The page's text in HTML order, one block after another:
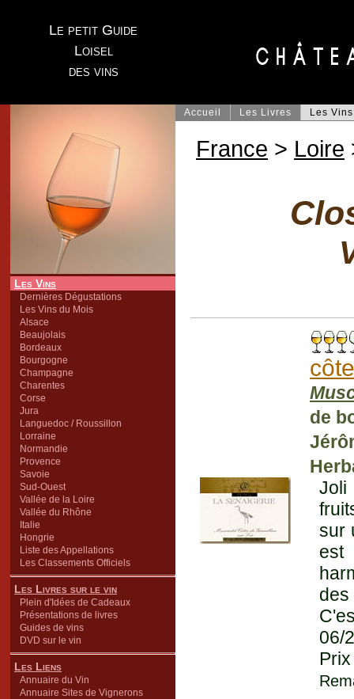
Le petit Guide
Loisel
des vins
Les Vins
Dernières Dégustations
Les Vins du Mois
Alsace
Beaujolais
Bordeaux
Bourgogne
Champagne
Charentes
Corse
Jura
Languedoc / Roussillon
Lorraine
Normandie
Provence
Savoie
Sud-Ouest
Vallée de la Loire
Vallée du Rhône
Italie
Hongrie
Liste des Appellations
Les Classements Officiels
Les Livres sur le vin
Plein d'Idées de Cadeaux
Présentations de livres
Guides de vins
DVD sur le vin
Les Liens
Annuaire du Vin
Annuaire Sites de Vignerons
Accueil Les Livres Les Vins
France > Loire
de
Joli
sur
est
06/